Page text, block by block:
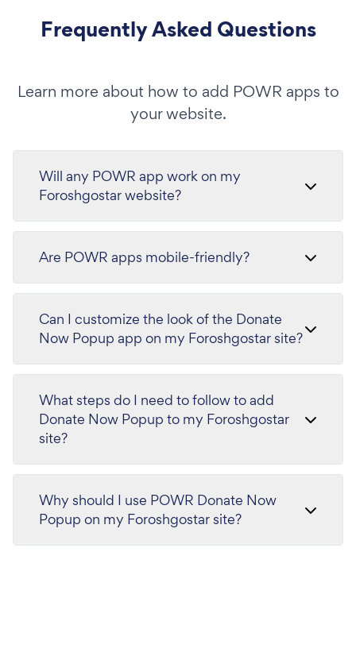
Frequently Asked Questions
Learn more about how to add POWR apps to
your website.
Will any POWR app work on my
Foroshgostar website?
Are POWR apps mobile-friendly?
Can I customize the look of the Donate
Now Popup app on my Foroshgostar site?
What steps do I need to follow to add
Donate Now Popup to my Foroshgostar
site?
Why should I use POWR Donate Now
Popup on my Foroshgostar site?